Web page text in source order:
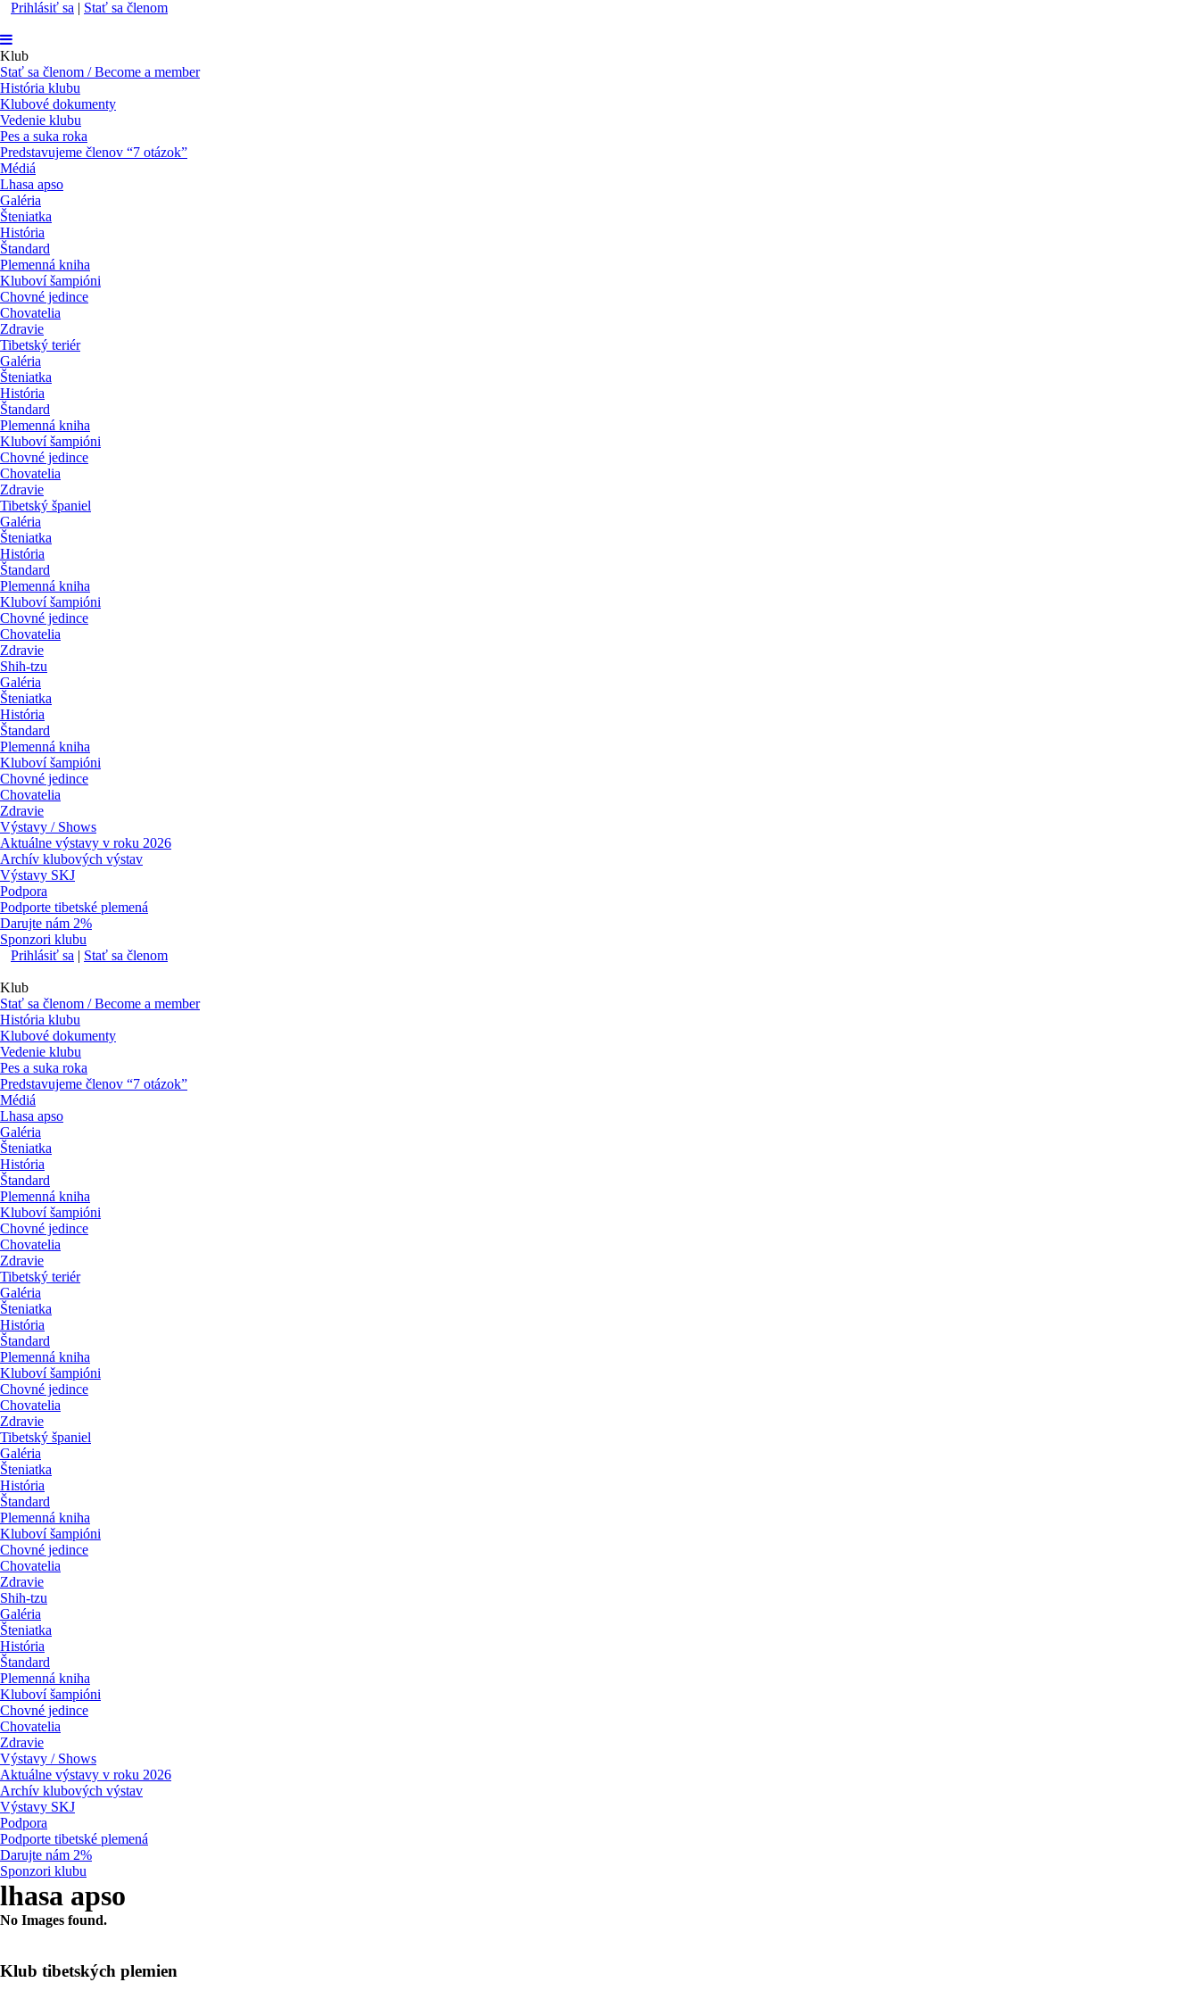
Prihlásiť sa | Stať sa členom
Klub
Stať sa členom / Become a member
História klubu
Klubové dokumenty
Vedenie klubu
Pes a suka roka
Predstavujeme členov “7 otázok”
Médiá
Lhasa apso
Galéria
Šteniatka
História
Štandard
Plemenná kniha
Kluboví šampióni
Chovné jedince
Chovatelia
Zdravie
Tibetský teriér
Galéria
Šteniatka
História
Štandard
Plemenná kniha
Kluboví šampióni
Chovné jedince
Chovatelia
Zdravie
Tibetský španiel
Galéria
Šteniatka
História
Štandard
Plemenná kniha
Kluboví šampióni
Chovné jedince
Chovatelia
Zdravie
Shih-tzu
Galéria
Šteniatka
História
Štandard
Plemenná kniha
Kluboví šampióni
Chovné jedince
Chovatelia
Zdravie
Výstavy / Shows
Aktuálne výstavy v roku 2026
Archív klubových výstav
Výstavy SKJ
Podpora
Podporte tibetské plemená
Darujte nám 2%
Sponzori klubu
Prihlásiť sa | Stať sa členom
Klub
Stať sa členom / Become a member
História klubu
Klubové dokumenty
Vedenie klubu
Pes a suka roka
Predstavujeme členov “7 otázok”
Médiá
Lhasa apso
Galéria
Šteniatka
História
Štandard
Plemenná kniha
Kluboví šampióni
Chovné jedince
Chovatelia
Zdravie
Tibetský teriér
Galéria
Šteniatka
História
Štandard
Plemenná kniha
Kluboví šampióni
Chovné jedince
Chovatelia
Zdravie
Tibetský španiel
Galéria
Šteniatka
História
Štandard
Plemenná kniha
Kluboví šampióni
Chovné jedince
Chovatelia
Zdravie
Shih-tzu
Galéria
Šteniatka
História
Štandard
Plemenná kniha
Kluboví šampióni
Chovné jedince
Chovatelia
Zdravie
Výstavy / Shows
Aktuálne výstavy v roku 2026
Archív klubových výstav
Výstavy SKJ
Podpora
Podporte tibetské plemená
Darujte nám 2%
Sponzori klubu
lhasa apso
No Images found.
Klub tibetských plemien